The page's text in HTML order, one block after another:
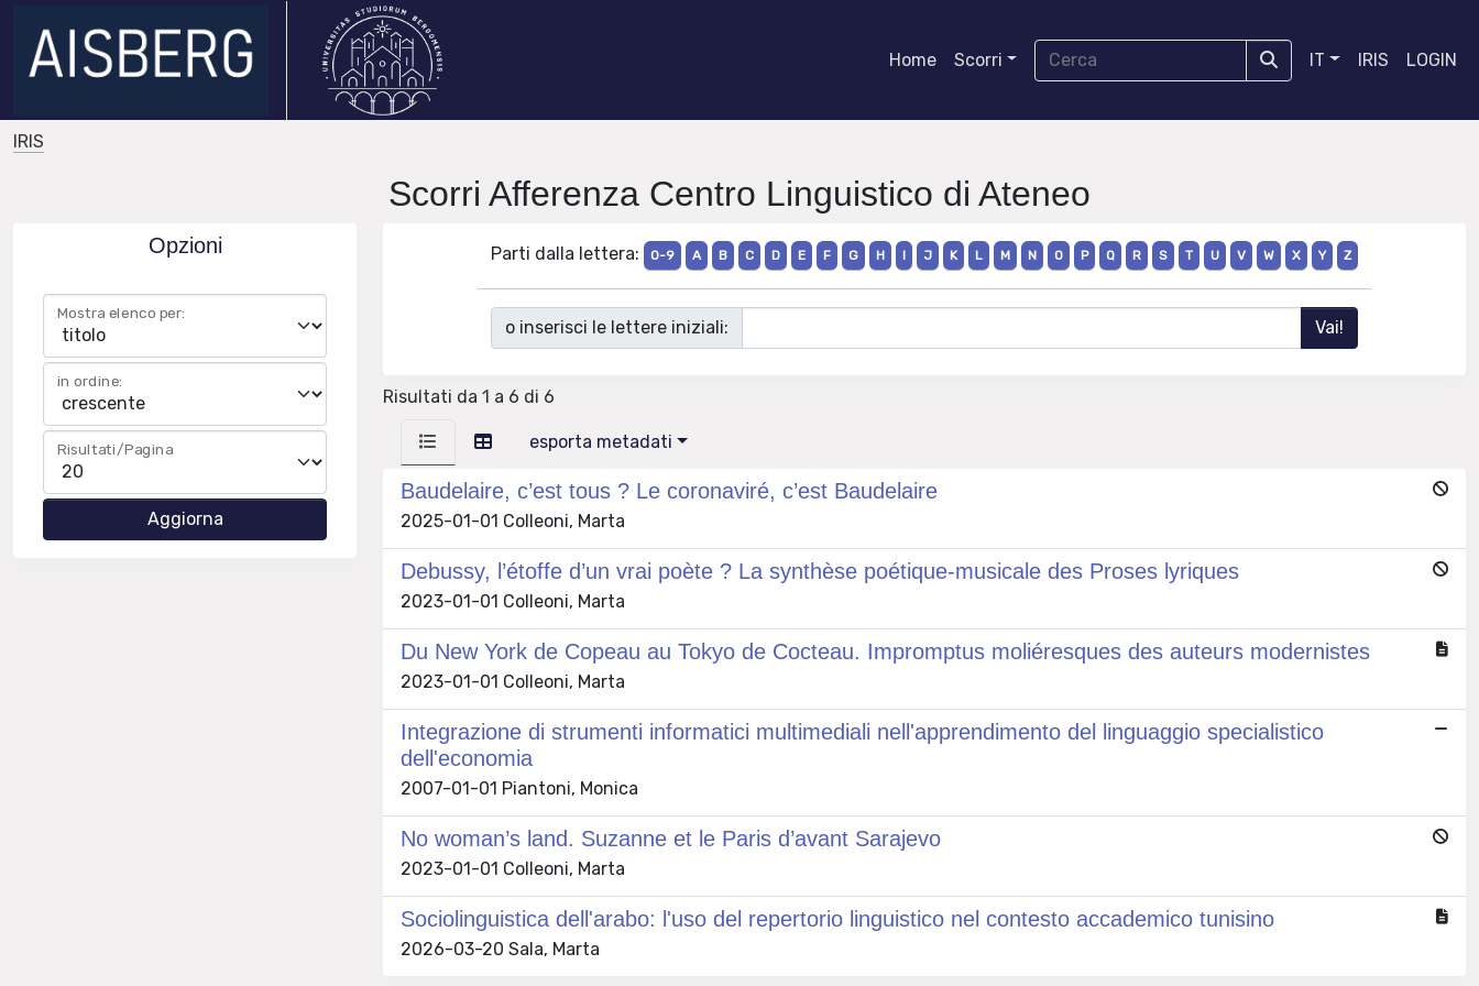
Home Scorri IT IRIS LOGIN
IRIS
Scorri Afferenza Centro Linguistico di Ateneo
Opzioni
Mostra elenco per:
in ordine:
Risultati/Pagina
Parti dalla lettera: 0-9 A B C D E F G H I J K L M N O P Q R S T U V W X Y Z
o inserisci le lettere iniziali:
Risultati da 1 a 6 di 6
esporta metadati
Baudelaire, c’est tous ? Le coronaviré, c’est Baudelaire
2025-01-01 Colleoni, Marta
Debussy, l’étoffe d’un vrai poète ? La synthèse poétique-musicale des Proses lyriques
2023-01-01 Colleoni, Marta
Du New York de Copeau au Tokyo de Cocteau. Impromptus moliéresques des auteurs modernistes
2023-01-01 Colleoni, Marta
Integrazione di strumenti informatici multimediali nell'apprendimento del linguaggio specialistico
dell'economia
2007-01-01 Piantoni, Monica
No woman’s land. Suzanne et le Paris d’avant Sarajevo
2023-01-01 Colleoni, Marta
Sociolinguistica dell'arabo: l'uso del repertorio linguistico nel contesto accademico tunisino
2026-03-20 Sala, Marta